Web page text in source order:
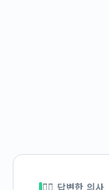
👩‍⚕️ 답변한 의사